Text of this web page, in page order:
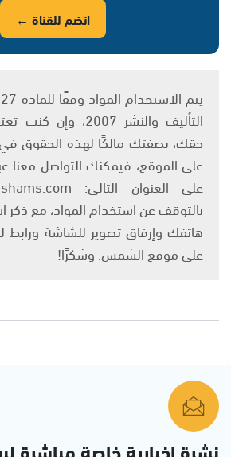
انضم للقناة ←
التأليف والنشر
حقك، بصفتك مالكًا لهذه الحقوق في
على الموقع، فيمكنك التواصل معنا
بالتوقف عن استخدام المواد، مع
هاتفك وإرفاق تصوير للشاشة
على موقع الشمس. وشكرًا!